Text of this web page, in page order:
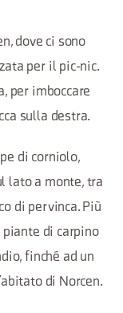
dove ci sono
per il pic-nic.
per imboccare
sulla destra.
di corniolo,
lato a monte, tra
di pervinca. Più
di carpino
finché ad un
di Norcen.